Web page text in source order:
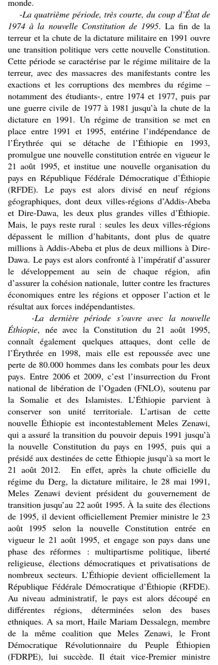
-La quatrième période, très courte, du coup d’État de
1974 à la nouvelle Constitution de 1995. La fin de la
terreur et la chute de la dictature militaire en 1991 ouvre
une transition politique vers cette nouvelle Constitution.
Cette période se caractérise par le régime militaire de la
terreur, avec des massacres des manifestants contre les
exactions et les corruptions des membres du régime –
notamment des étudiants-, entre 1974 et 1977, puis par
une guerre civile de 1977 à 1981 jusqu’à la chute de la
dictature en 1991. Un régime de transition se met en
place entre 1991 et 1995, entérine l’indépendance de
l’Érythrée qui se détache de l’Éthiopie en 1993,
promulgue une nouvelle constitution entrée en vigueur le
21 août 1995, et institue une nouvelle organisation du
pays en République Fédérale Démocratique d’Éthiopie
(RFDE). Le pays est alors divisé en neuf régions
géographiques, dont deux villes-régions d’Addis-Abeba
et Dire-Dawa, les deux plus grandes villes d’Éthiopie.
Mais, le pays reste rural : seules les deux villes-régions
dépassent le million d’habitants, dont plus de quatre
millions à Addis-Abeba et plus de deux millions à Dire-
Dawa. Le pays est alors confronté à l’impératif d’assurer
le développement au sein de chaque région, afin
d’assurer la cohésion nationale, lutter contre les fractures
économiques entre les régions et opposer l’action et le
résultat aux forces indépendantistes.
-La dernière période s’ouvre avec la nouvelle
Éthiopie, née avec la Constitution du 21 août 1995,
connaît également quelques attaques, dont celle de
l’Érythrée en 1998, mais elle est repoussée avec une
perte de 80.000 hommes dans les combats pour les deux
pays. Entre 2006 et 2009, c’est l’insurrection du Front
national de libération de l’Ogaden (FNLO), soutenu par
la Somalie et des Islamistes. L’Éthiopie parvient à
conserver son unité territoriale. L’artisan de cette
nouvelle Éthiopie est incontestablement Meles Zenawi,
qui a assuré la transition du pouvoir depuis 1991 jusqu’à
la nouvelle Constitution du pays en 1995, puis qui a
présidé aux destinées de cette Éthiopie jusqu’à sa mort le
21 août 2012. En effet, après la chute officielle du
régime du Derg, la dictature militaire, le 28 mai 1991,
Meles Zenawi devient président du gouvernement de
transition jusqu’au 22 août 1995. À la suite des élections
de 1995, il devient officiellement Premier ministre le 23
août 1995 selon la nouvelle Constitution entrée en
vigueur le 21 août 1995, et engage son pays dans une
phase des réformes : multipartisme politique, liberté
religieuse, élections démocratiques et privatisations de
nombreux secteurs. L’Éthiopie devient officiellement la
République Fédérale Démocratique d’Éthiopie (RFDE).
Au niveau administratif, le pays est alors découpé en
différentes régions, déterminées selon des bases
ethniques. A sa mort, Haile Mariam Dessalegn, membre
de la même coalition que Meles Zenawi, le Front
Démocratique Révolutionnaire du Peuple Éthiopien
(FDRPE), lui succède. Il était vice-Premier ministre